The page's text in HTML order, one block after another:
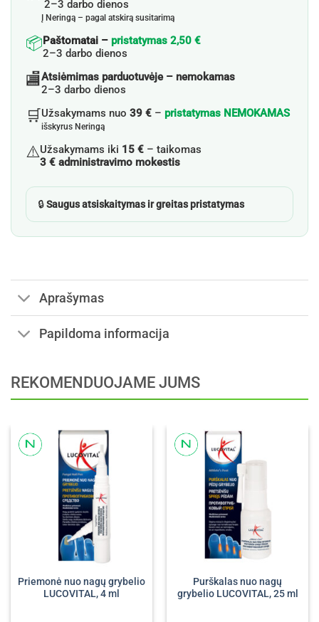
2–3 darbo dienos
Į Neringą – pagal atskirą susitarimą
📦Paštomatai – pristatymas 2,50 €
2–3 darbo dienos
🏬Atsiėmimas parduotuvėje – nemokamas
2–3 darbo dienos
🛒Užsakymams nuo 39 € – pristatymas NEMOKAMAS
išskyrus Neringą
⚠️Užsakymams iki 15 € – taikomas
3 € administravimo mokestis
🔒Saugus atsiskaitymas ir greitas pristatymas
Aprašymas
Papildoma informacija
REKOMENDUOJAME JUMS
Priemonė nuo nagų grybelio
LUCOVITAL, 4 ml
Purškalas nuo nagų
grybelio LUCOVITAL, 25 ml